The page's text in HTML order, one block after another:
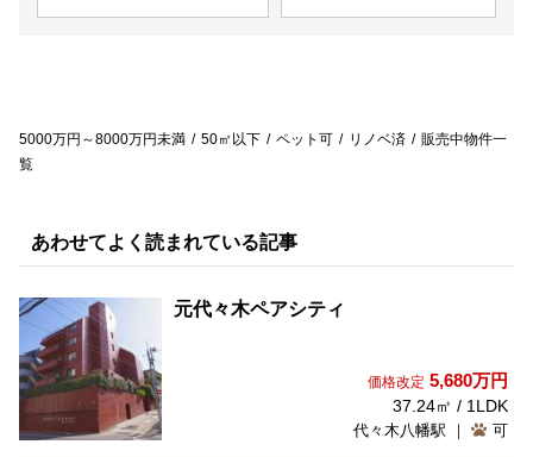
5000万円～8000万円未満 50㎡以下 ペット可 リノベ済
販売中物件一
覧
あわせてよく読まれている記事
元代々木ペアシティ
価格改定 5,680万円
37.24㎡ / 1LDK
代々木八幡駅 ｜ 可